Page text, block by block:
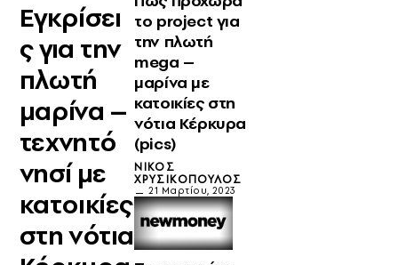
Εγκρίσει
ς για την
πλωτή
μαρίνα –
τεχνητό
νησί με
κατοικίες
στη νότια
το project για
την πλωτή
mega –
μαρίνα με
κατοικίες στη
νότια Κέρκυρα
(pics)
ΝΊΚΟΣ
ΧΡΥΣΙΚΌΠΟΥΛΟΣ
21 Μαρτίου, 2023